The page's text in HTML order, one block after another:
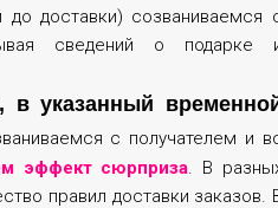
до доставки) созваниваемся
сведений о подарке
в указанный
с получателем и
эффект сюрприза. В
правил доставки заказов.